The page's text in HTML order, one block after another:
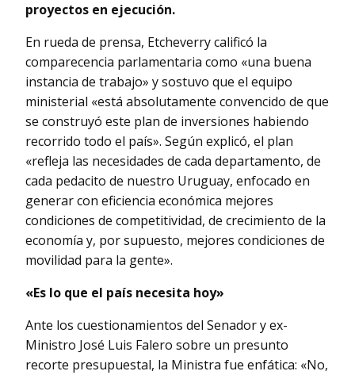
proyectos en ejecución.
En rueda de prensa, Etcheverry calificó la
comparecencia parlamentaria como «una buena
instancia de trabajo» y sostuvo que el equipo
ministerial «está absolutamente convencido de que
se construyó este plan de inversiones habiendo
recorrido todo el país». Según explicó, el plan
«refleja las necesidades de cada departamento, de
cada pedacito de nuestro Uruguay, enfocado en
generar con eficiencia económica mejores
condiciones de competitividad, de crecimiento de la
economía y, por supuesto, mejores condiciones de
movilidad para la gente».
«Es lo que el país necesita hoy»
Ante los cuestionamientos del Senador y ex-
Ministro José Luis Falero sobre un presunto
recorte presupuestal, la Ministra fue enfática: «No,